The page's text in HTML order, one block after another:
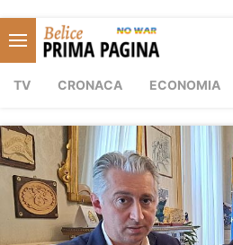
TV CRONACA ECONOMIA